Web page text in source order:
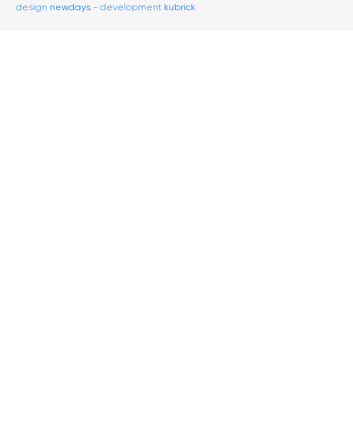
design newdays - development kubrick